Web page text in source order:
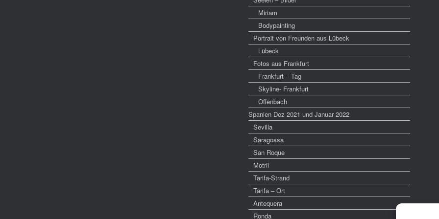
Miriam
Bodypainting
Portrait von Freunden aus Lübeck
Lübeck
Fotos aus Frankfurt
Frankfurt – Tag
Skyline- Frankfurt
Offenbach
Spanien Dez 2021 und Januar 2022
Sevilla
Saragossa
San Roque
Motril
Tarifa-Strand
Tarifa – Ort
Antequera
Ronda